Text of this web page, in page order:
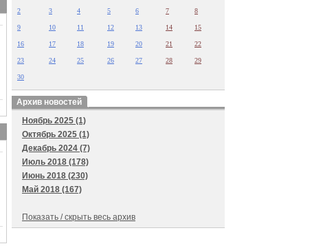
2 3 4 5 6 7 8
9 10 11 12 13 14 15
16 17 18 19 20 21 22
23 24 25 26 27 28 29
30
Архив новостей
Ноябрь 2025 (1)
Октябрь 2025 (1)
Декабрь 2024 (7)
Июль 2018 (178)
Июнь 2018 (230)
Май 2018 (167)
Показать / скрыть весь архив